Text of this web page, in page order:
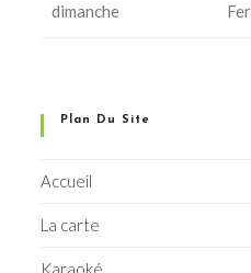
dimanche
Plan Du Site
Accueil
La carte
Karaoké